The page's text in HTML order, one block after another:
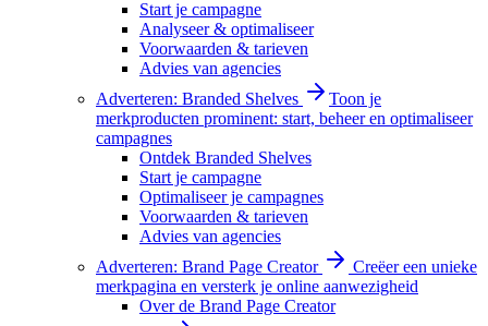
Start je campagne
Analyseer & optimaliseer
Voorwaarden & tarieven
Advies van agencies
Adverteren: Branded Shelves
Toon je
merkproducten prominent: start, beheer en optimaliseer
campagnes
Ontdek Branded Shelves
Start je campagne
Optimaliseer je campagnes
Voorwaarden & tarieven
Advies van agencies
Adverteren: Brand Page Creator
Creëer een unieke
merkpagina en versterk je online aanwezigheid
Over de Brand Page Creator